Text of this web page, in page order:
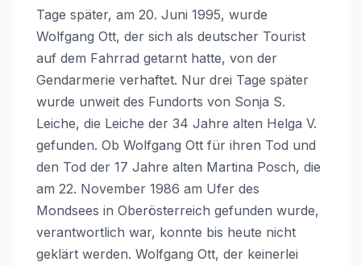
Tage später, am 20. Juni 1995, wurde
Wolfgang Ott, der sich als deutscher Tourist
auf dem Fahrrad getarnt hatte, von der
Gendarmerie verhaftet. Nur drei Tage später
wurde unweit des Fundorts von Sonja S.
Leiche, die Leiche der 34 Jahre alten Helga V.
gefunden. Ob Wolfgang Ott für ihren Tod und
den Tod der 17 Jahre alten Martina Posch, die
am 22. November 1986 am Ufer des
Mondsees in Oberösterreich gefunden wurde,
verantwortlich war, konnte bis heute nicht
geklärt werden. Wolfgang Ott, der keinerlei